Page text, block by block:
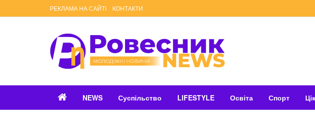
РЕКЛАМА НА САЙТІ КОНТАКТИ
NEWS Суспільство LIFESTYLE Освіта Спорт